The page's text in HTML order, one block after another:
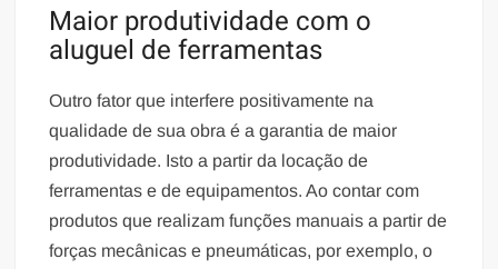
Maior produtividade com o
aluguel de ferramentas
Outro fator que interfere positivamente na
qualidade de sua obra é a garantia de maior
produtividade. Isto a partir da locação de
ferramentas e de equipamentos. Ao contar com
produtos que realizam funções manuais a partir de
forças mecânicas e pneumáticas, por exemplo, o